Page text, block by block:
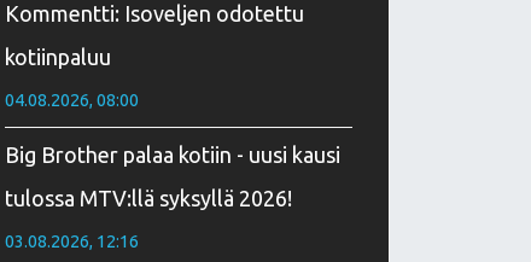
Kommentti: Isoveljen odotettu
kotiinpaluu
04.08.2026, 08:00
Big Brother palaa kotiin - uusi kausi
tulossa MTV:llä syksyllä 2026!
03.08.2026, 12:16